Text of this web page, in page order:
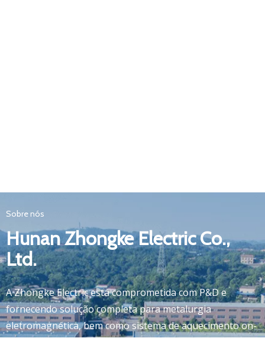
Sobre nós
Hunan Zhongke Electric Co.,
Ltd.
A Zhongke Electric está comprometida com P&D e
fornecendo solução completa para metalurgia
eletromagnética, bem como sistema de aquecimento on-